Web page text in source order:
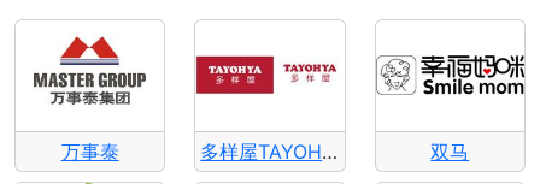
万事泰 多样屋TAYOHYA 双马